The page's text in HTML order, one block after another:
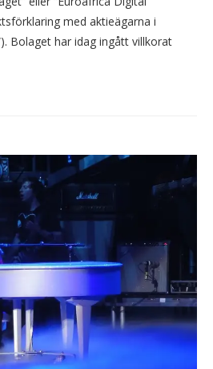
med aktieägarna i
Bolaget har idag ingått villkorat